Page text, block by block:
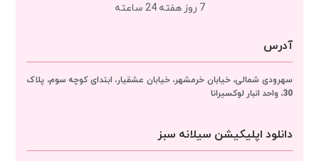
7 روز هفته 24 ساعته
آدرس
سهرودی شمالی، خیابان خرمشهر، خیابان عشقیار، ابتدای کوچه سوم، پلاک
30، واحد انبار
لوکسیرانا
دانلود اپلیکیشن سیلانه سبز